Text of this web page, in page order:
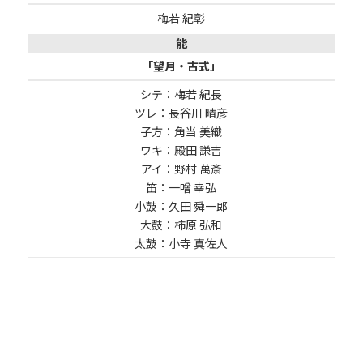
梅若 紀彰
能
「望月・古式」
シテ：梅若 紀長
ツレ：長谷川 晴彦
子方：角当 美織
ワキ：殿田 謙吉
アイ：野村 萬斎
笛：一噌 幸弘
小鼓：久田 舜一郎
大鼓：柿原 弘和
太鼓：小寺 真佐人